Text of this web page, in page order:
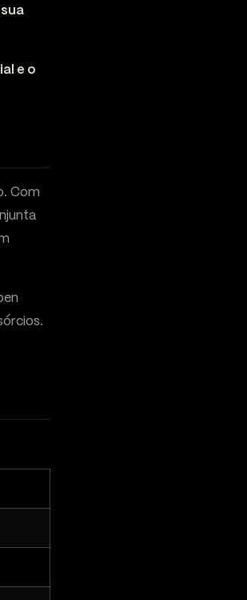
e o
Com